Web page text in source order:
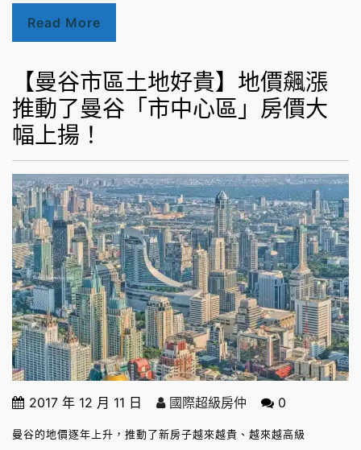
Read More
【曼谷市區土地好貴】地價飆漲
推動了曼谷「市中心區」房價大
幅上揚！
2017 年 12 月 11 日 國際超級房仲 0
曼谷的地價逐年上升，推動了新房子越來越貴、越來越高級